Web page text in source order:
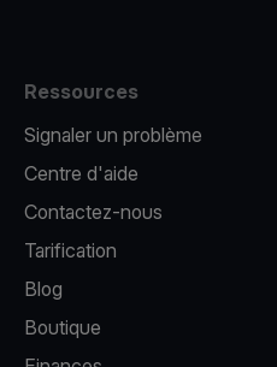
Ressources
Signaler un problème
Centre d'aide
Contactez-nous
Tarification
Blog
Boutique